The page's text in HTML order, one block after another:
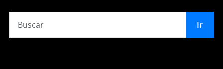
Ir